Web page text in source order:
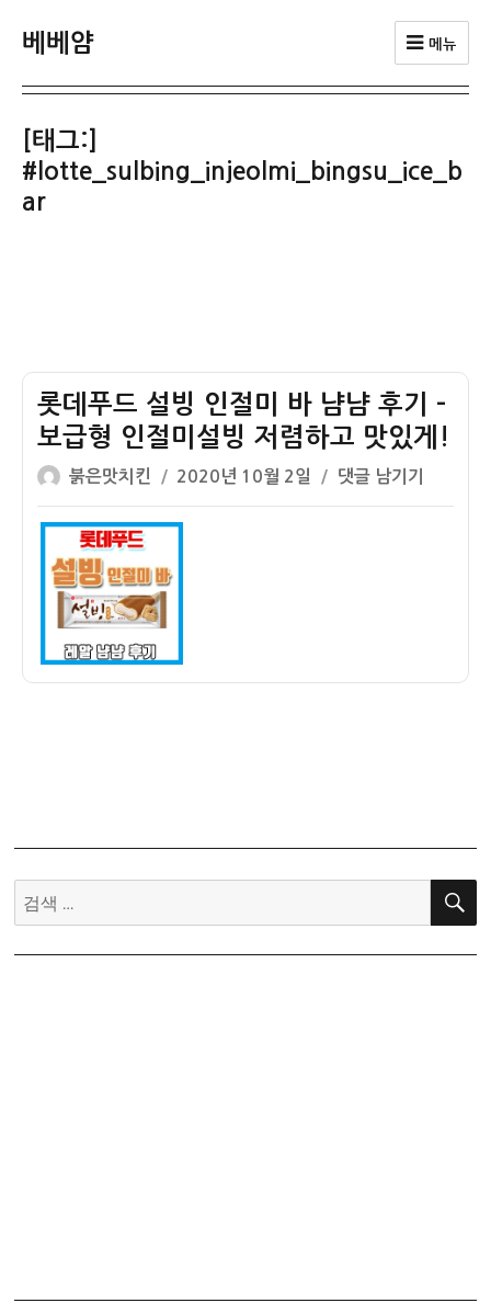
베베얌 메뉴
[태그:]
#lotte_sulbing_injeolmi_bingsu_ice_b
ar
롯데푸드 설빙 인절미 바 냠냠 후기 –
보급형 인절미설빙 저렴하고 맛있게!
글
쓴
이
붉은맛치킨
작
성
일
2020년 10월 2일
롯
데
댓글 남기기
검
색:
검